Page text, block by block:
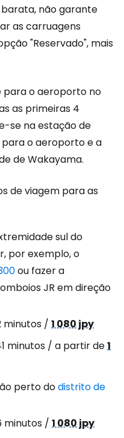
barata, não garante
as carruagens
"Reservado", mais
para o aeroporto no
as primeiras 4
se na estação de
o aeroporto e a
de Wakayama.
de viagem para as
sul do
por exemplo, o
ou fazer a
JR em direção
minutos / 1 080 jpy
minutos / a partir de1
perto dodistrito de
minutos / 1 080 jpy